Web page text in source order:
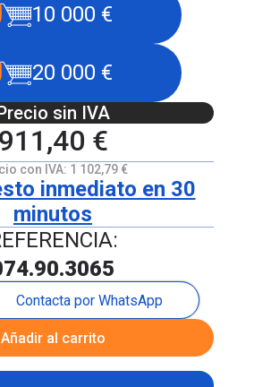
10 000 €
20 000 €
sin IVA
911,40 €
con IVA: 1 102,79 €
inmediato en 30
minutos
Contacta por WhatsApp
Añadir al carrito